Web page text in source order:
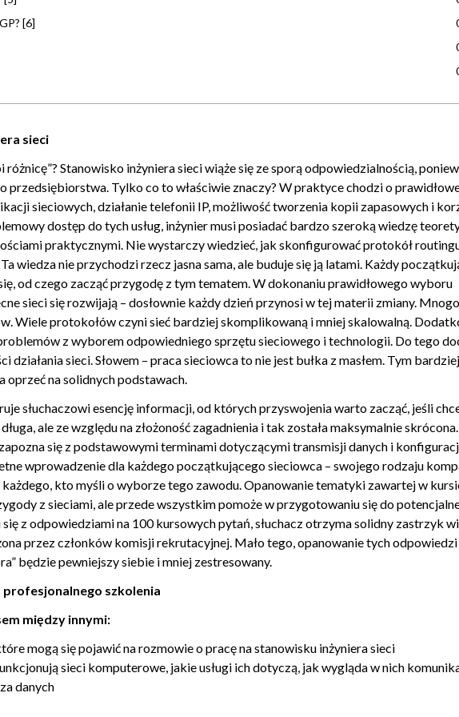
[6]
mieć publiczny adres IP? [11]
to jest autoryzacja? [12]
HTTPS, DNS, SMTP, SNMP, POP3, TELNET, SSH? [13]
używa? [14]
transmisji? [15]
[16]
Intranetem i Extranetem? [17]
[19]
(switchem) warstwy 2 i routerem? [20]
koncentratora? [21]
prostym i krosowanym? [22]
[23]
CLI urządzeń Cisco? [24]
[25]
sieciowego musi być ustawiony ten sam duplex? [26]
domena rozgłoszeniowa? [30]
unicast, multicast i broadcast? [31]
EtherChannel? [33]
sieci
Stanowisko inżyniera sieci wiąże się ze sporą odpowiedzialnością,
przedsiębiorstwa. Tylko co to właściwie znaczy? W praktyce chodzi o
sieciowych, działanie telefonii IP, możliwość tworzenia kopii zapasowych i
dostęp do tych usług, inżynier musi posiadać bardzo szeroką wiedzę
praktycznymi. Nie wystarczy wiedzieć, jak skonfigurować protokół
wiedza nie przychodzi rzecz jasna sama, ale buduje się ją latami. Każdy
od czego zacząć przygodę z tym tematem. W dokonaniu prawidłowego wyboru
sieci się rozwijają – dosłownie każdy dzień przynosi w tej materii zmiany.
Wiele protokołów czyni sieć bardziej skomplikowaną i mniej skalowalną.
z wyborem odpowiedniego sprzętu sieciowego i technologii. Do tego
działania sieci. Słowem – praca sieciowca to nie jest bułka z masłem. Tym bardziej
na solidnych podstawach.
słuchaczowi esencję informacji, od których przyswojenia warto zacząć, jeśli
ale ze względu na złożoność zagadnienia i tak została maksymalnie
się z podstawowymi terminami dotyczącymi transmisji danych i
wprowadzenie dla każdego początkującego sieciowca – swojego rodzaju
kto myśli o wyborze tego zawodu. Opanowanie tematyki zawartej w
z sieciami, ale przede wszystkim pomoże w przygotowaniu się do
z odpowiedziami na 100 kursowych pytań, słuchacz otrzyma solidny zastrzyk
przez członków komisji rekrutacyjnej. Mało tego, opanowanie tych
będzie pewniejszy siebie i mniej zestresowany.
profesjonalnego szkolenia
między innymi:
mogą się pojawić na rozmowie o pracę na stanowisku inżyniera sieci
sieci komputerowe, jakie usługi ich dotyczą, jak wygląda w nich
danych